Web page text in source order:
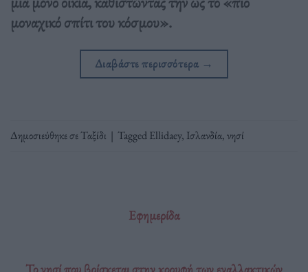
μοναχικό σπίτι του κόσμου».
Διαβάστε περισσότερα →
Δημοσιεύθηκε σεΤαξίδι | TaggedEllidaey, Ισλανδία,νησί
Εφημερίδα